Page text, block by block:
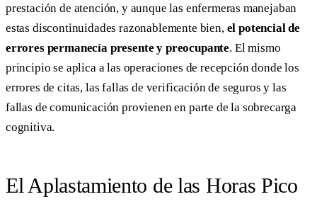
prestación de atención, y aunque las enfermeras manejaban
estas discontinuidades razonablemente bien, el potencial de
errores permanecía presente y preocupante. El mismo
principio se aplica a las operaciones de recepción donde los
errores de citas, las fallas de verificación de seguros y las
fallas de comunicación provienen en parte de la sobrecarga
cognitiva.
El Aplastamiento de las Horas Pico